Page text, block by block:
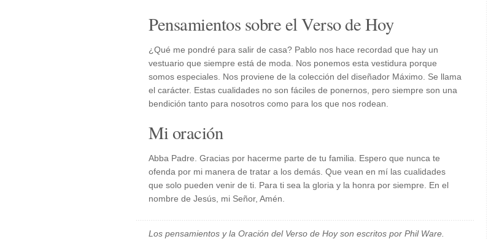
Pensamientos sobre el Verso de Hoy
¿Qué me pondré para salir de casa? Pablo nos hace recordad que hay un
vestuario que siempre está de moda. Nos ponemos esta vestidura porque
somos especiales. Nos proviene de la colección del diseñador Máximo. Se llama
el carácter. Estas cualidades no son fáciles de ponernos, pero siempre son una
bendición tanto para nosotros como para los que nos rodean.
Mi oración
Abba Padre. Gracias por hacerme parte de tu familia. Espero que nunca te
ofenda por mi manera de tratar a los demás. Que vean en mí las cualidades
que solo pueden venir de ti. Para ti sea la gloria y la honra por siempre. En el
nombre de Jesús, mi Señor, Amén.
Los pensamientos y la Oración del Verso de Hoy son escritos por Phil Ware.